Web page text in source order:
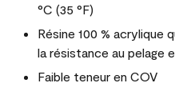
°C (35 °F)
Résine 100 % acrylique
la résistance au pelage
Faible teneur en COV